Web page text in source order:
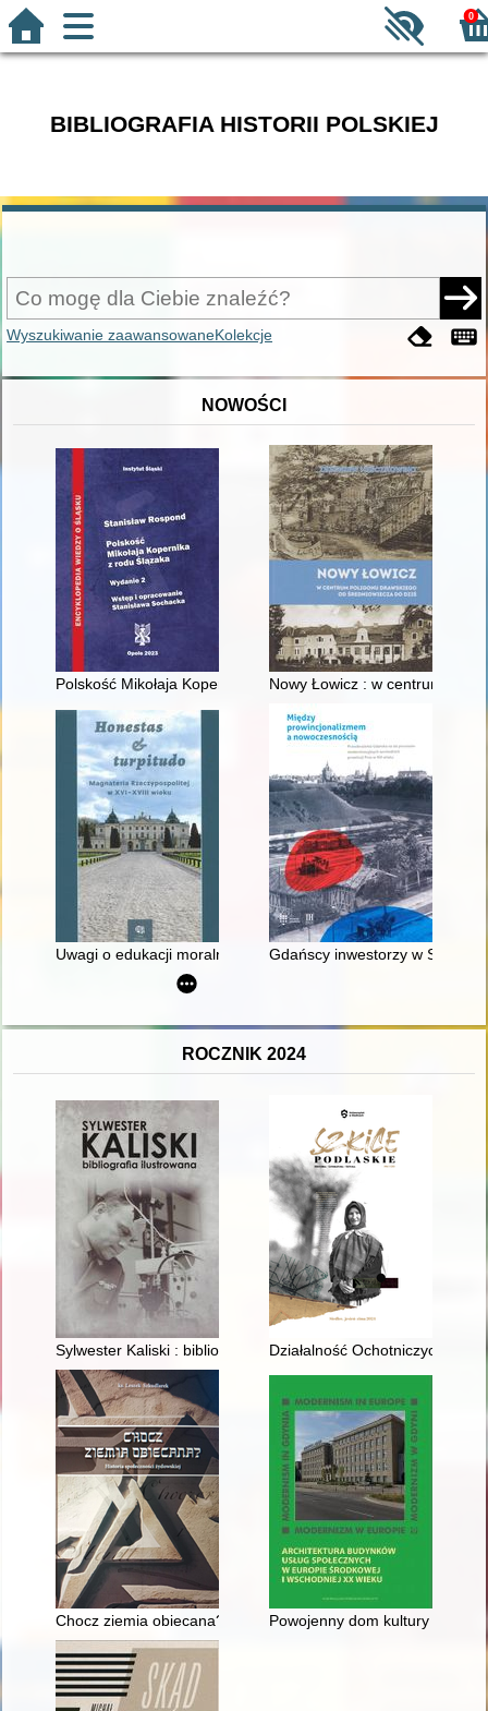
0
BIBLIOGRAFIA HISTORII POLSKIEJ
Wyszukiwanie zaawansowaneKolekcje
NOWOŚCI
Polskość Mikołaja Kopernika z rodu ŚlązakaNowy Łowicz : w centrum
Uwagi o edukacji moralnej synów szlacheckich w XVI-
Gdańscy inwestorzy w
ROCZNIK 2024
Sylwester Kaliski : bibliografia ilustrowanaDziałalność Ochotniczych
Chocz ziemia obiecana? : historia społeczności żydowskiej
Powojenny dom kultury :